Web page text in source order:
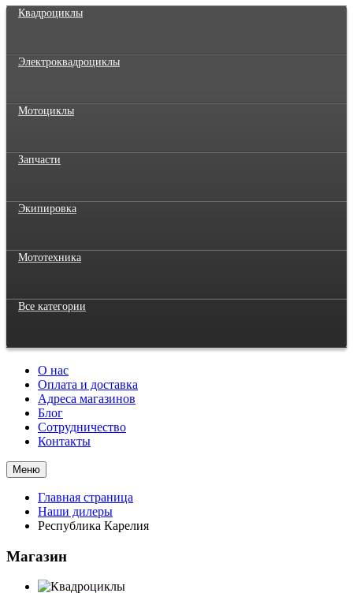
Квадроциклы
Электроквадроциклы
Мотоциклы
Запчасти
Экипировка
Мототехника
Все категории
О нас
Оплата и доставка
Адреса магазинов
Блог
Сотрудничество
Контакты
Меню
Главная страница
Наши дилеры
Республика Карелия
Магазин